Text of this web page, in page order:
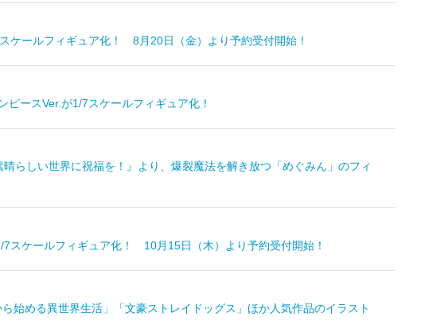
ールフィギュア化！ 8月20日（金）より予約受付開始！
ピースVer.が1/7スケールフィギュア化！
らしい世界に祝福を！』より、爆裂魔法を解き放つ「めぐみん」のフィ
ケールフィギュア化！ 10月15日（木）より予約受付開始！
始める異世界生活」「文豪ストレイドッグス」ほか人気作品のイラスト